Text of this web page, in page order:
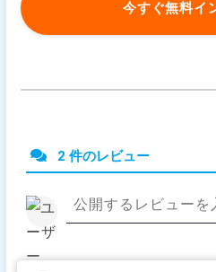
今すぐ無料イ
2 件のレビュー